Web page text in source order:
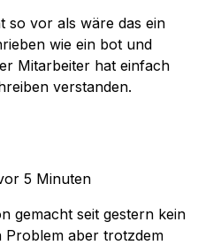
so vor als wäre das ein
wie ein bot und
Mitarbeiter hat einfach
verstanden.
5 Minuten
gemacht seit gestern kein
Problem aber trotzdem